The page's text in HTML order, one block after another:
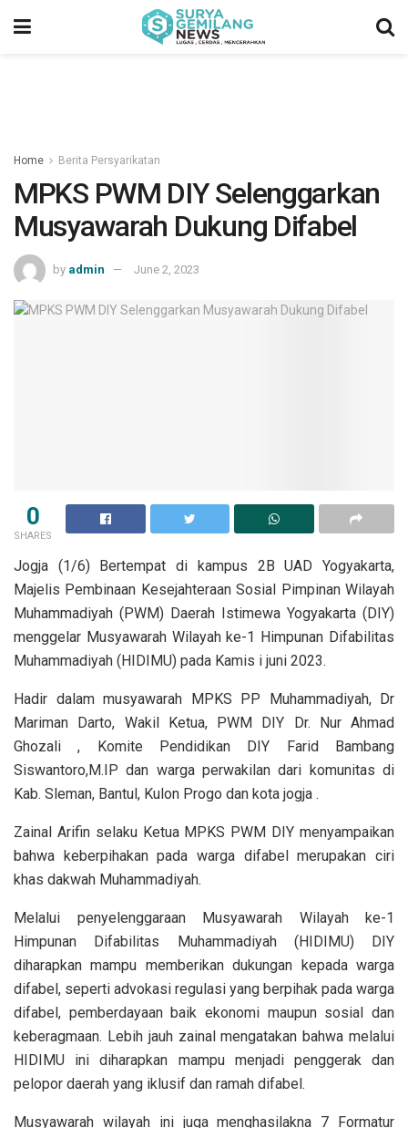
Home Berita Persyarikatan
MPKS PWM DIY Selenggarkan
Musyawarah Dukung Difabel
by admin June 2, 2023
0
SHARES
Jogja (1/6) Bertempat di kampus 2B UAD Yogyakarta,
Majelis Pembinaan Kesejahteraan Sosial Pimpinan Wilayah
Muhammadiyah (PWM) Daerah Istimewa Yogyakarta (DIY)
menggelar Musyawarah Wilayah ke-1 Himpunan Difabilitas
Muhammadiyah (HIDIMU) pada Kamis i juni 2023.
Hadir dalam musyawarah MPKS PP Muhammadiyah, Dr
Mariman Darto, Wakil Ketua, PWM DIY Dr. Nur Ahmad
Ghozali , Komite Pendidikan DIY Farid Bambang
Siswantoro,M.IP dan warga perwakilan dari komunitas di
Kab. Sleman, Bantul, Kulon Progo dan kota jogja .
Zainal Arifin selaku Ketua MPKS PWM DIY menyampaikan
bahwa keberpihakan pada warga difabel merupakan ciri
khas dakwah Muhammadiyah.
Melalui penyelenggaraan Musyawarah Wilayah ke-1
Himpunan Difabilitas Muhammadiyah (HIDIMU) DIY
diharapkan mampu memberikan dukungan kepada warga
difabel, seperti advokasi regulasi yang berpihak pada warga
difabel, pemberdayaan baik ekonomi maupun sosial dan
keberagmaan. Lebih jauh zainal mengatakan bahwa melalui
HIDIMU ini diharapkan mampu menjadi penggerak dan
pelopor daerah yang iklusif dan ramah difabel.
Musyawarah wilayah ini juga menghasilakna 7 Formatur